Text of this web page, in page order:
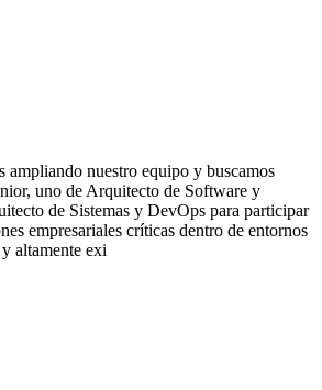
nuestro equipo y buscamos
uno de Arquitecto de Software y
de Sistemas y DevOps para participar
empresariales críticas dentro de entornos
altamente exi